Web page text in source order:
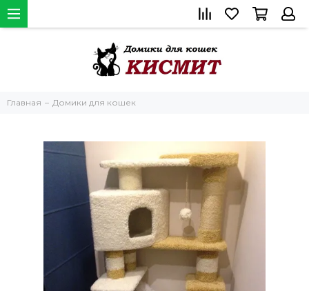
Главная Домики для кошек